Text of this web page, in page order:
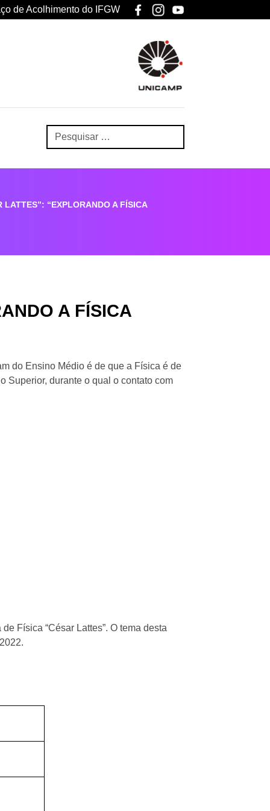
de Acolhimento do IFGW
“EXPLORANDO A FÍSICA
A FÍSICA
do Ensino Médio é de que a Física é de
Superior, durante o qual o contato com
Física “César Lattes”. O tema desta